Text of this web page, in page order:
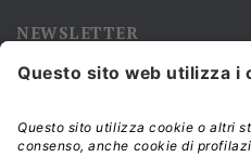
NEWSLETTER
Iscriviti alla nostra newsletter e